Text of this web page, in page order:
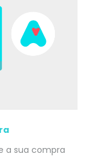
a sua compra